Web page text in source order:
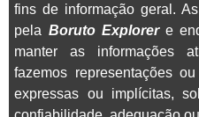
fins de informação geral.
pela Boruto Explorere
manter as informações
fazemos representações
expressas ou implícitas,